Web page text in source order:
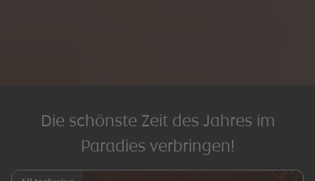
Die schönste Zeit des Jahres im
Paradies verbringen!